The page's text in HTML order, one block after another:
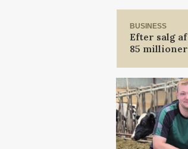
BUSINESS
Efter salg
85 millioner